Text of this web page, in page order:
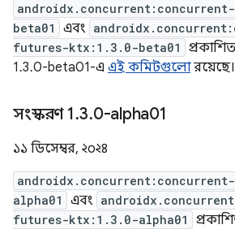
beta01
এবং
futures-ktx:1.3.0-beta01
1.3.0-beta01-এ এই কমিটগুলোরয়েছে।
সংস্করণ 1.3.0-alpha01
১১ ডিসেম্বর, ২০২৪
alpha01
এবং
futures-ktx:1.3.0-alpha01